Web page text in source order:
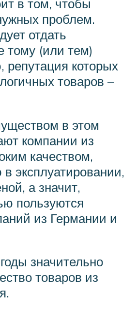
в том, чтобы
проблем.
отдать
тому (или тем)
репутация которых
товаров –
в этом
компании из
качеством,
эксплуатировании,
а значит,
пользуются
из Германии и
значительно
товаров из